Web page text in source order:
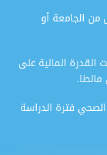
الجامعة أو
القدرة المالية على
.
فترة الدراسة